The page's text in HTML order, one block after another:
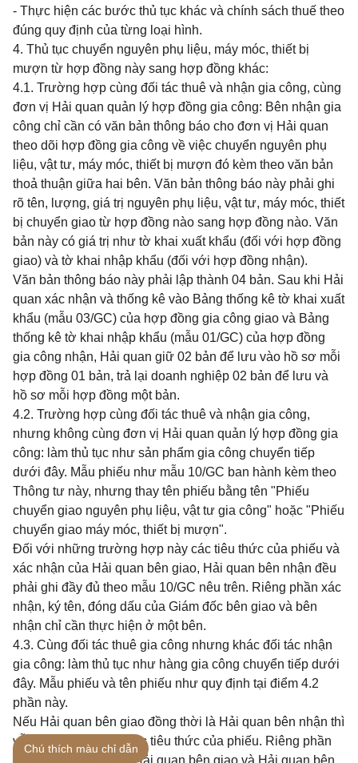
- Thực hiện các bước thủ tục khác và chính sách thuế theo
đúng quy định của từng loại hình.
4. Thủ tục chuyển nguyên phụ liệu, máy móc, thiết bị
mượn từ hợp đồng này sang hợp đồng khác:
4.1. Trường hợp cùng đối tác thuê và nhận gia công, cùng
đơn vị Hải quan quản lý hợp đồng gia công: Bên nhận gia
công chỉ cần có văn bản thông báo cho đơn vị Hải quan
theo dõi hợp đồng gia công về việc chuyển nguyên phụ
liệu, vật tư, máy móc, thiết bị mượn đó kèm theo văn bản
thoả thuận giữa hai bên. Văn bản thông báo này phải ghi
rõ tên, lượng, giá trị nguyên phụ liệu, vật tư, máy móc, thiết
bị chuyển giao từ hợp đồng nào sang hợp đồng nào. Văn
bản này có giá trị như tờ khai xuất khẩu (đối với hợp đồng
giao) và tờ khai nhập khẩu (đối với hợp đồng nhận).
Văn bản thông báo này phải lập thành 04 bản. Sau khi Hải
quan xác nhận và thống kê vào Bảng thống kê tờ khai xuất
khẩu (mẫu 03/GC) của hợp đồng gia công giao và Bảng
thống kê tờ khai nhập khẩu (mẫu 01/GC) của hợp đồng
gia công nhận, Hải quan giữ 02 bản để lưu vào hồ sơ mỗi
hợp đồng 01 bản, trả lại doanh nghiệp 02 bản để lưu và
hồ sơ mỗi hợp đồng một bản.
4.2. Trường hợp cùng đối tác thuê và nhận gia công,
nhưng không cùng đơn vị Hải quan quản lý hợp đồng gia
công: làm thủ tục như sản phẩm gia công chuyển tiếp
dưới đây. Mẫu phiếu như mẫu 10/GC ban hành kèm theo
Thông tư này, nhưng thay tên phiếu bằng tên "Phiếu
chuyển giao nguyên phụ liệu, vật tư gia công" hoặc "Phiếu
chuyển giao máy móc, thiết bị mượn".
Đối với những trường hợp này các tiêu thức của phiếu và
xác nhận của Hải quan bên giao, Hải quan bên nhận đều
phải ghi đầy đủ theo mẫu 10/GC nêu trên. Riêng phần xác
nhận, ký tên, đóng dấu của Giám đốc bên giao và bên
nhận chỉ cần thực hiện ở một bên.
4.3. Cùng đối tác thuê gia công nhưng khác đối tác nhận
gia công: làm thủ tục như hàng gia công chuyển tiếp dưới
đây. Mẫu phiếu và tên phiếu như quy định tại điểm 4.2
phần này.
Nếu Hải quan bên giao đồng thời là Hải quan bên nhận thì
vẫn phải ghi đầy đủ các tiêu thức của phiếu. Riêng phần
Chú thích màu chỉ dẫn